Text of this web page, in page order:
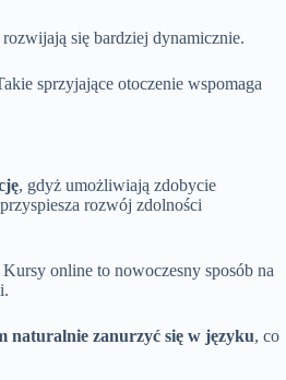
się bardziej dynamicznie.
sprzyjające otoczenie wspomaga
, gdyż umożliwiają zdobycie
rozwój zdolności
online to nowoczesny sposób na
naturalnie zanurzyć się w języku, co